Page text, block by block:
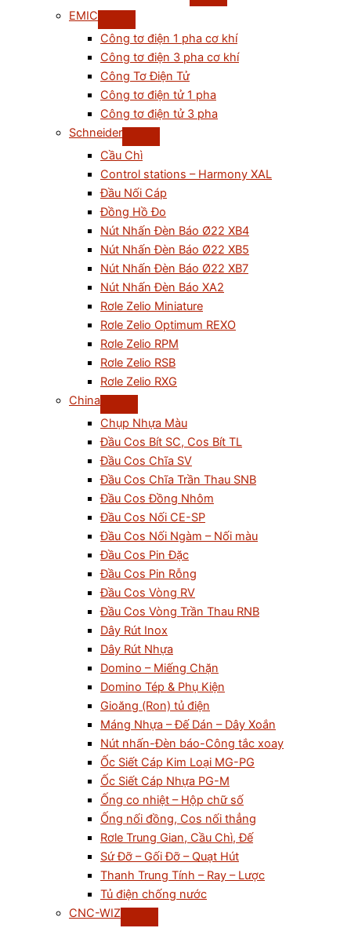
EMIC
Công tơ điện 1 pha cơ khí
Công tơ điện 3 pha cơ khí
Công Tơ Điện Tử
Công tơ điện tử 1 pha
Công tơ điện tử 3 pha
Schneider
Cầu Chì
Control stations – Harmony XAL
Đầu Nối Cáp
Đồng Hồ Đo
Nút Nhấn Đèn Báo Ø22 XB4
Nút Nhấn Đèn Báo Ø22 XB5
Nút Nhấn Đèn Báo Ø22 XB7
Nút Nhấn Đèn Báo XA2
Rơle Zelio Miniature
Rơle Zelio Optimum REXO
Rơle Zelio RPM
Rơle Zelio RSB
Rơle Zelio RXG
China
Chụp Nhựa Màu
Đầu Cos Bít SC, Cos Bít TL
Đầu Cos Chĩa SV
Đầu Cos Chĩa Trần Thau SNB
Đầu Cos Đồng Nhôm
Đầu Cos Nối CE-SP
Đầu Cos Nối Ngàm – Nối màu
Đầu Cos Pin Đặc
Đầu Cos Pin Rỗng
Đầu Cos Vòng RV
Đầu Cos Vòng Trần Thau RNB
Dây Rút Inox
Dây Rút Nhựa
Domino – Miếng Chặn
Domino Tép & Phụ Kiện
Gioăng (Ron) tủ điện
Máng Nhựa – Đế Dán – Dây Xoắn
Nút nhấn-Đèn báo-Công tắc xoay
Ốc Siết Cáp Kim Loại MG-PG
Ốc Siết Cáp Nhựa PG-M
Ống co nhiệt – Hộp chữ số
Ống nối đồng, Cos nối thẳng
Rơle Trung Gian, Cầu Chì, Đế
Sứ Đỡ – Gối Đỡ – Quạt Hút
Thanh Trung Tính – Ray – Lược
Tủ điện chống nước
CNC-WIZ